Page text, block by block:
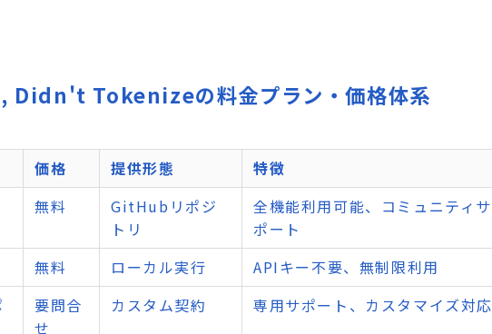
Tokenizeの料金プラン・価格体系
価格 提供形態
特徴
無料
GitHubリポジ
トリ
全機能利用可能、コミュニティサ
ポート
無料 ローカル実行
APIキー不要、無制限利用
要問合
せ
カスタム契約 専用サポート、カスタマイズ対応